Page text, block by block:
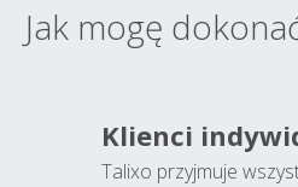
Jak mogę
Klienci
Talixo przyjmuje